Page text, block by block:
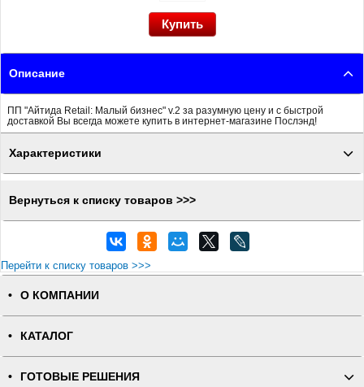
Описание
ПП "Айтида Retail: Малый бизнес" v.2 за разумную цену и с быстрой
доставкой Вы всегда можете купить в интернет-магазине Послэнд!
Характеристики
Вернуться к списку товаров >>>
Перейти к списку товаров >>>
О КОМПАНИИ
КАТАЛОГ
ГОТОВЫЕ РЕШЕНИЯ